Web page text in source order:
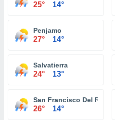
25° 14°
Penjamo
27° 14°
Salvatierra
24° 13°
San Francisco Del Rincon
26° 14°